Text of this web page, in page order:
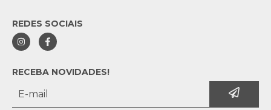
REDES SOCIAIS
RECEBA NOVIDADES!